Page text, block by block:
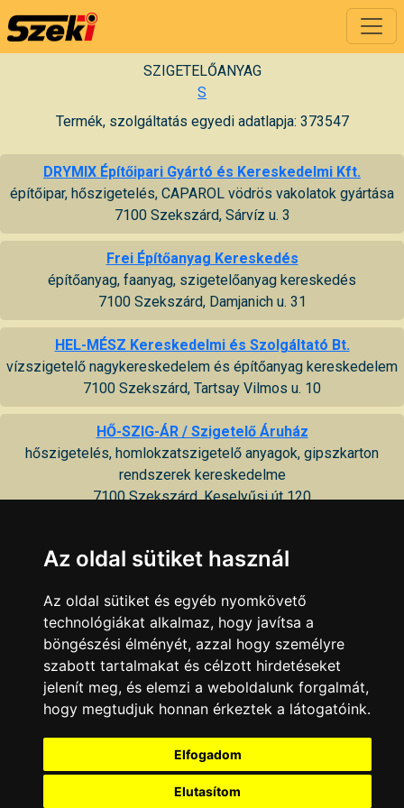
SZIGETELŐANYAG
S
Termék, szolgáltatás egyedi adatlapja: 373547
DRYMIX Építőipari Gyártó és Kereskedelmi Kft.
építőipar, hőszigetelés, CAPAROL vödrös vakolatok gyártása
7100 Szekszárd, Sárvíz u. 3
Frei Építőanyag Kereskedés
építőanyag, faanyag, szigetelőanyag kereskedés
7100 Szekszárd, Damjanich u. 31
HEL-MÉSZ Kereskedelmi és Szolgáltató Bt.
vízszigetelő nagykereskedelem és építőanyag kereskedelem
7100 Szekszárd, Tartsay Vilmos u. 10
HŐ-SZIG-ÁR / Szigetelő Áruház
hőszigetelés, homlokzatszigetelő anyagok, gipszkarton
rendszerek kereskedelme
7100 Szekszárd, Keselyűsi út 120
hőszigetelő anyagok kis- és nagykereskedelme
Metallo-Pont Áruház
színesfém és műanyag kereskedelem
7100 Szekszárd, Palánki út 11
Rekord Építőanyag Kereskedés
térburkoló, nyílászáró, falazó és tetőfedő rendszerek,
szigetelőanyag
7100 Szekszárd, Árnyas u. 2
Az oldal sütiket használ
Az oldal sütiket és egyéb nyomkövető
technológiákat alkalmaz, hogy javítsa a
böngészési élményét, azzal hogy személyre
szabott tartalmakat és célzott hirdetéseket
jelenít meg, és elemzi a weboldalunk forgalmát,
hogy megtudjuk honnan érkeztek a látogatóink.
Elfogadom
Elutasítom